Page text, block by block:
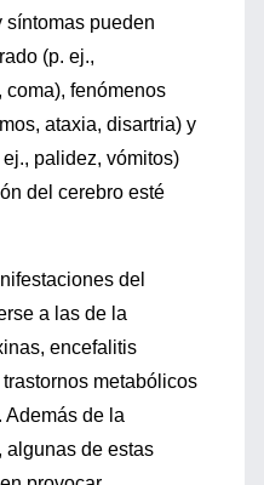
síntomas pueden
(p. ej.,
fenómenos
ataxia, disartria) y
palidez, vómitos)
del cerebro esté
del
a las de la
encefalitis
metabólicos
Además de la
algunas de estas